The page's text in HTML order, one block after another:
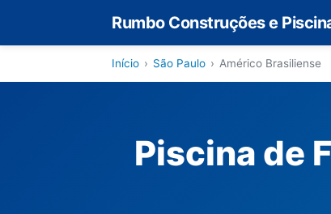
Rumbo Construções e
Início › São Paulo › Américo Brasiliense
Piscina de